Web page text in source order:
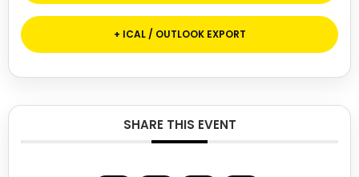
+ ICAL / OUTLOOK EXPORT
SHARE THIS EVENT